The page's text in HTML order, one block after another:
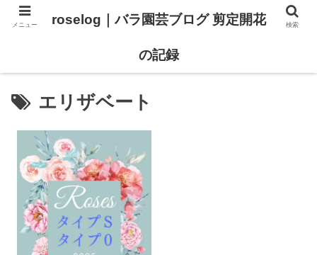
エリザベート
メニュー roselog｜バラ園芸ブログ 剪定開花
の記録
検索